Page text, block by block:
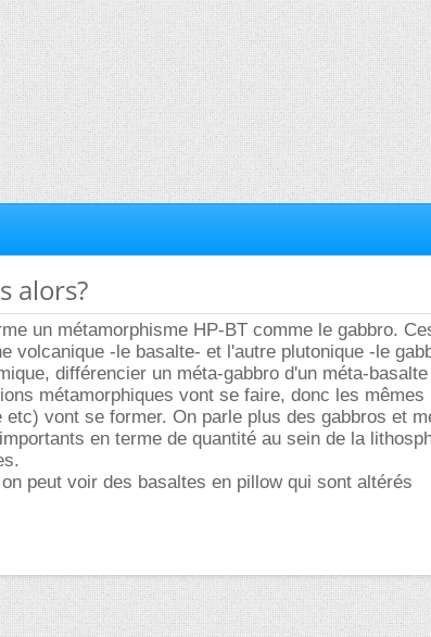
alors?
un métamorphisme HP-BT comme le gabbro.
volcanique -le basalte- et l'autre plutonique -le
différencier un méta-gabbro d'un méta-
métamorphiques vont se faire, donc les mêmes
etc) vont se former. On parle plus des gabbros et
en terme de quantité au sein de la
peut voir des basaltes en pillow qui sont altérés